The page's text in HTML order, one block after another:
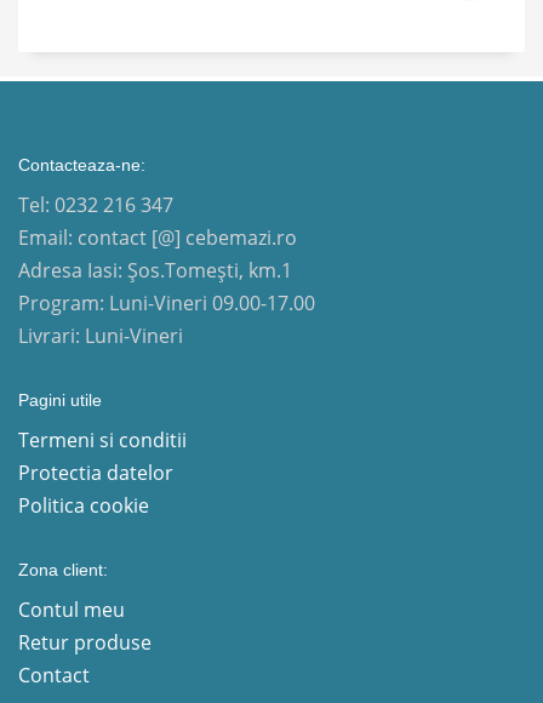
Contacteaza-ne:
Tel: 0232 216 347
Email: contact [@] cebemazi.ro
Adresa Iasi: Șos.Tomești, km.1
Program: Luni-Vineri 09.00-17.00
Livrari: Luni-Vineri
Pagini utile
Termeni si conditii
Protectia datelor
Politica cookie
Zona client:
Contul meu
Retur produse
Contact